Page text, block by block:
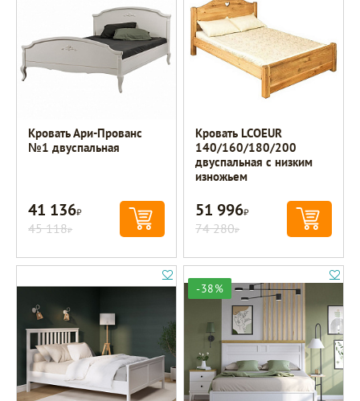
Кровать Ари-Прованс
№1 двуспальная
41 136Р
45 118Р
Кровать LCOEUR
140/160/180/200
двуспальная с низким
изножьем
51 996Р
74 280Р
-38%